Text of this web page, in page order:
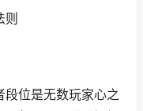
则
段位是无数玩家心之